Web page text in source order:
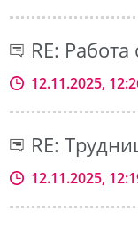
RE:
12.11.2025,
RE:
12.11.2025,